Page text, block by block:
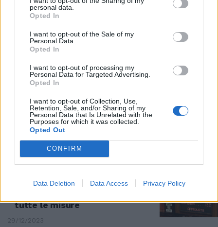
personal data.
Opted In
I want to opt-out of the Sale of my
Personal Data.
Opted In
I want to opt-out of processing my
Personal Data for Targeted Advertising.
Opted In
I want to opt-out of Collection, Use,
Retention, Sale, and/or Sharing of my
Personal Data that Is Unrelated with the
Purposes for which it was collected.
Opted Out
CONFIRM
Data Deletion Data Access Privacy Policy
ISTITUZIONI
"La Costituzione di tutti",
dialogo sul premierato: l'evento
alla Camera
07/05/2024
Santanchè, respinta la sfiducia.
La sinistra fa un altro buco
nell'acqua
04/04/2024
Sì della Camera. la Manovra è
tutte le misure
29/12/2023